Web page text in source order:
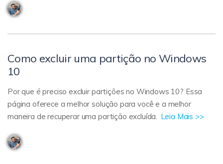
Como excluir uma partição no Windows
10
Por que é preciso excluir partições no Windows 10? Essa
página oferece a melhor solução para você e a melhor
maneira de recuperar uma partição excluída.
Leia Mais >>